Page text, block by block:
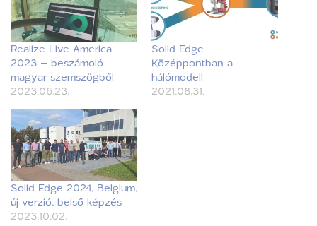
Realize Live America
2023 – beszámoló
magyar szemszögből
2023.06.23.
Solid Edge –
Középpontban a
hálómodell
2021.08.31.
Solid Edge 2024, Belgium,
új verzió, belső képzés
2023.10.02.